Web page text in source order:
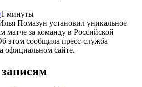
1 минуты
Помазун установил уникальное
матче за команду в Российской
этом сообщила пресс-служба
официальном сайте.